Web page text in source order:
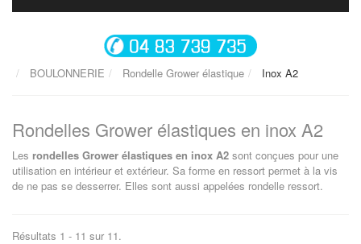
BOULONNERIE Rondelle Grower élastique Inox A2
Rondelles Grower élastiques en inox A2
Les rondelles Grower élastiques en inox A2 sont conçues pour une
utilisation en intérieur et extérieur. Sa forme en ressort permet à la vis
de ne pas se desserrer. Elles sont aussi appelées rondelle ressort.
Résultats 1 - 11 sur 11.